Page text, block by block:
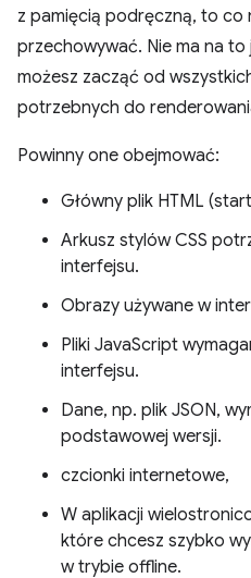
z pamięcią podręczną, to co
przechowywać. Nie ma na
możesz zacząć od
potrzebnych do
Powinny one obejmować:
Główny plik HTML
Arkusz stylów CSS
interfejsu.
Obrazy używane w
Pliki JavaScript
interfejsu.
Dane, np. plik JSON,
podstawowej wersji.
czcionki internetowe,
W aplikacji
które chcesz szybko
w trybie offline.